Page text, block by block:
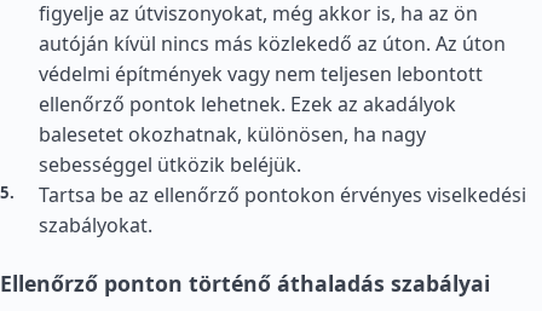
figyelje az útviszonyokat, még akkor is, ha az ön
autóján kívül nincs más közlekedő az úton. Az úton
védelmi építmények vagy nem teljesen lebontott
ellenőrző pontok lehetnek. Ezek az akadályok
balesetet okozhatnak, különösen, ha nagy
sebességgel ütközik beléjük.
Tartsa be az ellenőrző pontokon érvényes viselkedési
szabályokat.
Ellenőrző ponton történő áthaladás szabályai